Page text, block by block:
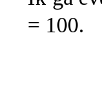
= 100.